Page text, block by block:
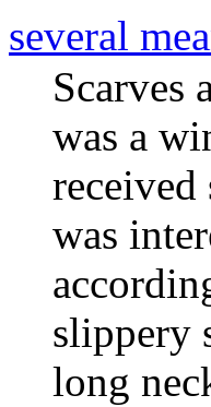
several
Scarves
was a
received
was
slippery
long